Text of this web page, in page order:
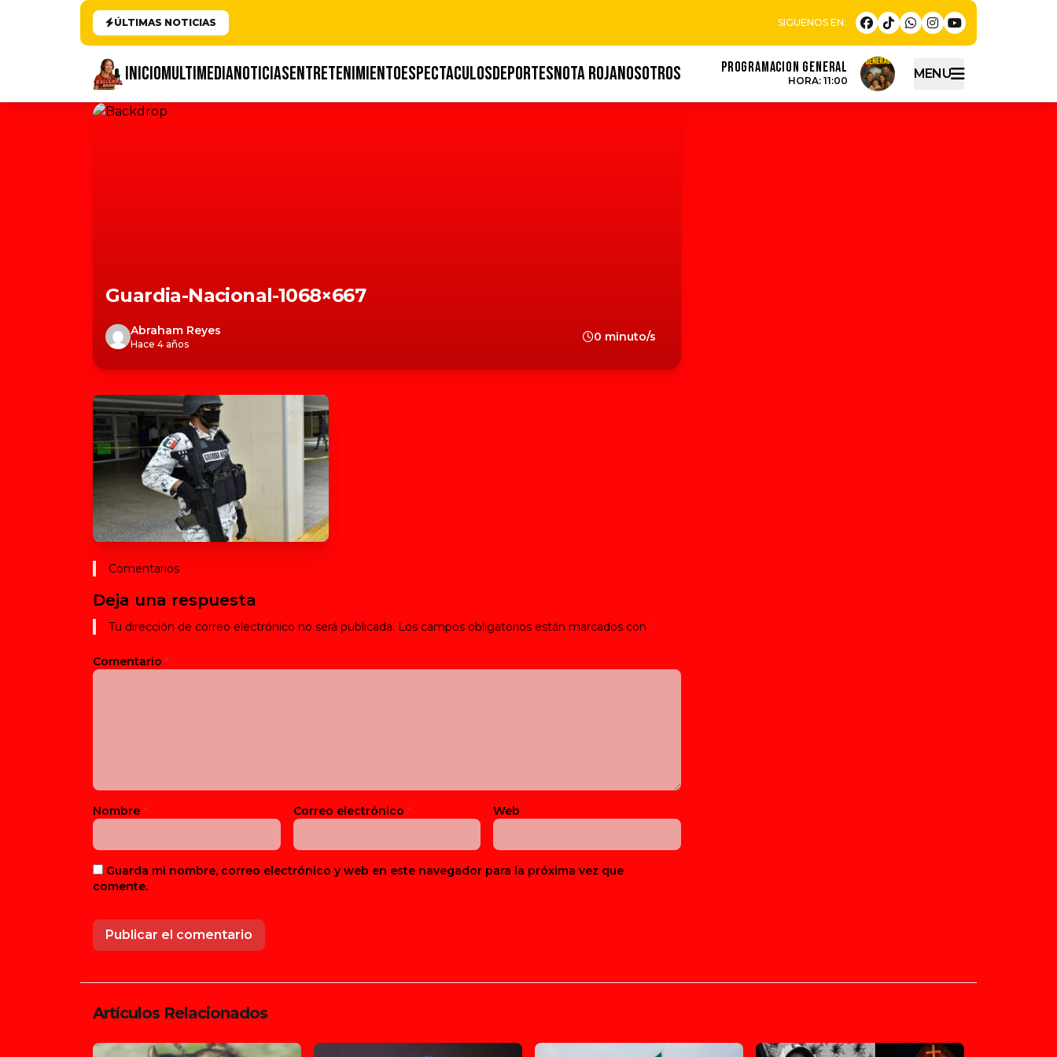
ÚLTIMAS NOTICIAS
INICIOMULTIMEDIANOTICIASENTRETENIMIENTOESPECTACULOSDEPORTESNOTA ROJANOSOTROS PROGRAMACION GENERAL
HORA: 11:00 MENU
Guardia-Nacional-1068×667
Abraham Reyes
Hace 4 años
0 minuto/s
Comentarios
Deja una respuesta
Tu dirección de correo electrónico no será publicada. Los campos obligatorios están marcados con *
Comentario *
Nombre * Correo electrónico * Web
Guarda mi nombre, correo electrónico y web en este navegador para la próxima vez que
comente.
Artículos Relacionados